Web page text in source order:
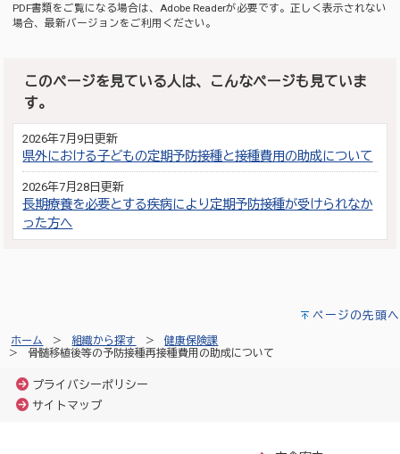
PDF書類をご覧になる場合は、Adobe Readerが必要です。正しく表示されない
場合、最新バージョンをご利用ください。
このページを見ている人は、こんなページも見ていま
す。
2026年7月9日更新
県外における子どもの定期予防接種と接種費用の助成について
2026年7月28日更新
長期療養を必要とする疾病により定期予防接種が受けられなか
った方へ
ページの先頭へ
ホーム 組織から探す
健康保険課
骨髄移植後等の予防接種再接種費用の助成について
プライバシーポリシー
サイトマップ